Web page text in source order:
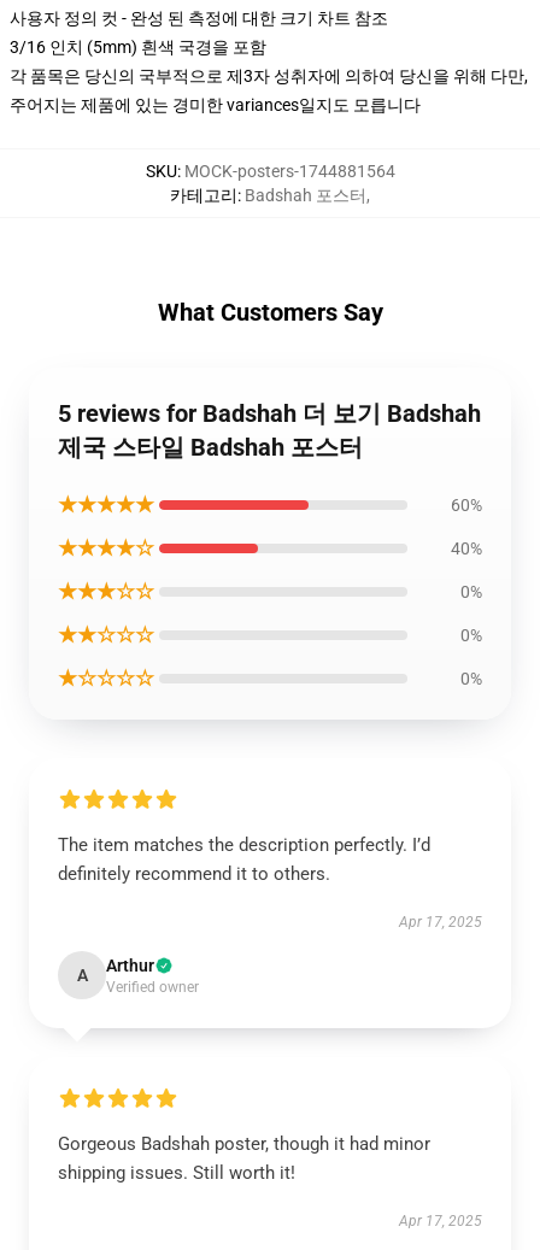
사용자 정의 컷 - 완성 된 측정에 대한 크기 차트 참조
3/16 인치 (5mm) 흰색 국경을 포함
각 품목은 당신의 국부적으로 제3자 성취자에 의하여 당신을 위해 다만,
주어지는 제품에 있는 경미한 variances일지도 모릅니다
SKU: MOCK-posters-1744881564
카테고리: Badshah 포스터,
What Customers Say
5 reviews for Badshah 더 보기 Badshah
제국 스타일 Badshah 포스터
★★★★★ 60%
★★★★☆ 40%
★★★☆☆ 0%
★★☆☆☆ 0%
★☆☆☆☆ 0%
The item matches the description perfectly. I’d
definitely recommend it to others.
Apr 17, 2025
A Arthur
Verified owner
Gorgeous Badshah poster, though it had minor
shipping issues. Still worth it!
Apr 17, 2025